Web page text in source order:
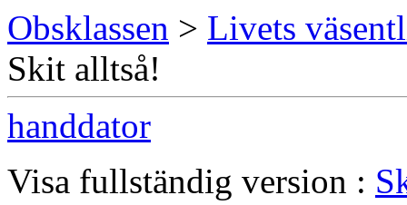
Obsklassen > Livets
Skit alltså!
handdator
Visa fullständig version :